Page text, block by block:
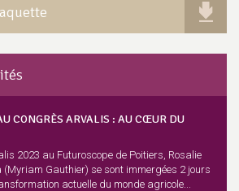
CONGRÈS ARVALIS : AU CŒUR DU
2023 au Futuroscope de Poitiers, Rosalie
(Myriam Gauthier) se sont immergées 2 jours
actuelle du monde agricole...